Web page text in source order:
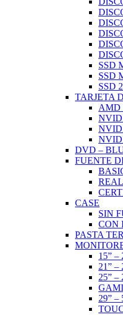
SSD
SSD
SSD
TARJETA
AMD
DVD –
FUENTE
CASE
SIN
CON
PASTA
15” –
21” –
25” –
29” –